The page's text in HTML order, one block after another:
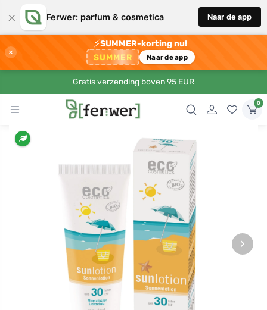
× Ferwer: parfum & cosmetica Naar de app
×
⚡SUMMER-korting nu!
SUMMER Naar de app
Gratis verzending boven 95 EUR
0
›